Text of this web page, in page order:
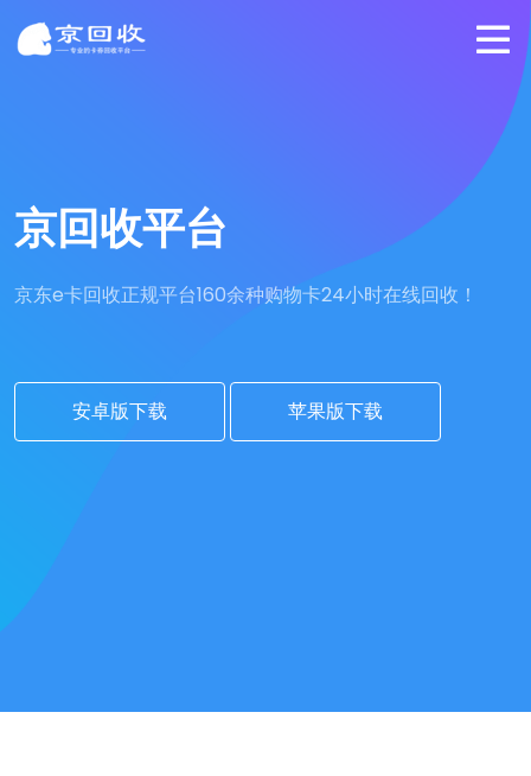
京回收平台
京东e卡回收正规平台160余种购物卡24小时在线回收！
安卓版下载 苹果版下载